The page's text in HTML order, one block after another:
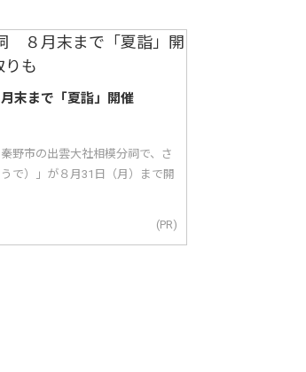
末まで「夏詣」開催
野市の出雲大社相模分祠で、さ
で）」が８月31日（月）まで開
(PR)